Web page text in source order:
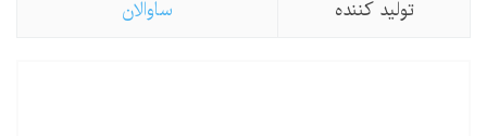
تولید كننده
ساوالان